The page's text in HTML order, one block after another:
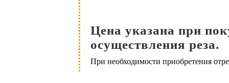
Цена указана при
осуществления реза.
При необходимости приобретения